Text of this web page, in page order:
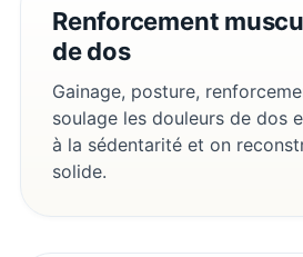
Renforcement
de dos
Gainage, posture,
soulage les douleurs de dos
à la sédentarité et on
solide.